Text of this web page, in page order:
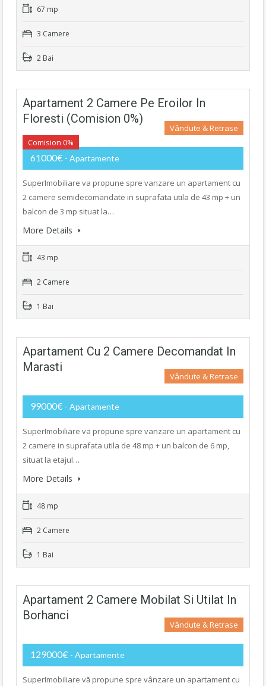
67 mp
3 Camere
2 Bai
Apartament 2 Camere Pe Eroilor In
Floresti (Comision 0%)
Comision 0%
Vândute & Retrase
61000€ - Apartamente
SuperImobiliare va propune spre vanzare un apartament cu
2 camere semidecomandate in suprafata utila de 43 mp + un
balcon de 3 mp situat la…
More Details
43 mp
2 Camere
1 Bai
Apartament Cu 2 Camere Decomandat In
Marasti
Vândute & Retrase
99000€ - Apartamente
SuperImobiliare va propune spre vanzare un apartament cu
2 camere in suprafata utila de 48 mp + un balcon de 6 mp,
situat la etajul…
More Details
48 mp
2 Camere
1 Bai
Apartament 2 Camere Mobilat Si Utilat In
Borhanci
Vândute & Retrase
129000€ - Apartamente
SuperImobiliare vă propune spre vânzare un apartament cu